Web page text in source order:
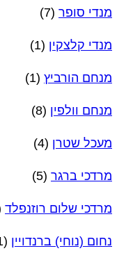
מנדי סופר (7)
מנדי קלצקין (1)
מנחם הורביץ (1)
מנחם וולפין (8)
מעכל שטרן (4)
מרדכי ברגר (5)
מרדכי שלום רוזנפלד
נחום (נוחי) ברנדויין (1)